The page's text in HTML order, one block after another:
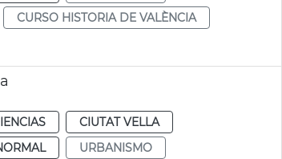
CURSO HISTORIA DE VALÈNCIA
CIUTAT VELLA
URBANISMO